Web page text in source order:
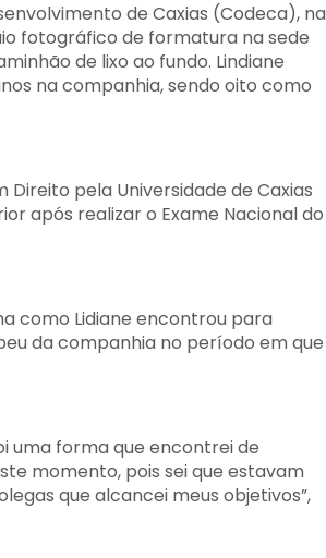
de Caxias (Codeca), na
fotográfico de formatura na sede
de lixo ao fundo. Lindiane
na companhia, sendo oito como
Direito pela Universidade de Caxias
após realizar o Exame Nacional do
como Lidiane encontrou para
da companhia no período em que
uma forma que encontrei de
momento, pois sei que estavam
que alcancei meus objetivos”,